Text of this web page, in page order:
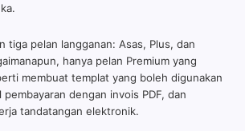
tiga pelan langganan: Asas, Plus, dan
hanya pelan Premium yang
membuat templat yang boleh digunakan
dengan invois PDF, dan
tandatangan elektronik.